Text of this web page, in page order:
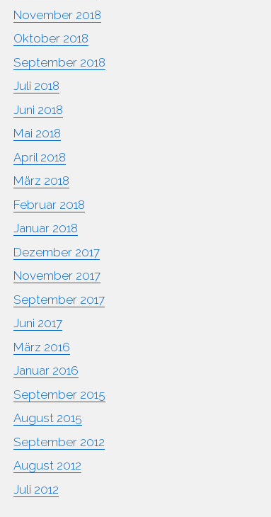
November 2018
Oktober 2018
September 2018
Juli 2018
Juni 2018
Mai 2018
April 2018
März 2018
Februar 2018
Januar 2018
Dezember 2017
November 2017
September 2017
Juni 2017
März 2016
Januar 2016
September 2015
August 2015
September 2012
August 2012
Juli 2012